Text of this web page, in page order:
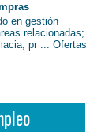
en gestión
relacionadas;
pr ... Ofertas